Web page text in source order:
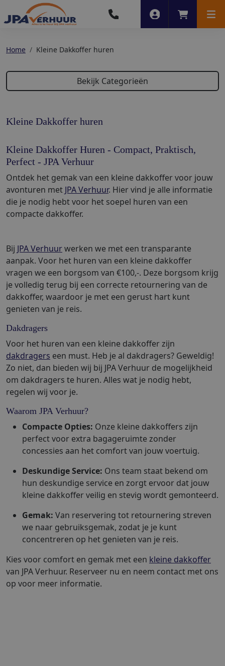
Account
Home Kleine Dakkoffer huren
Bekijk Categorieën
Kleine Dakkoffer huren
Kleine Dakkoffer Huren - Compact, Praktisch,
Perfect - JPA Verhuur
Ontdek het gemak van een kleine dakkoffer voor jouw
avonturen met JPA Verhuur. Hier vind je alle informatie
die je nodig hebt voor het soepel huren van een
compacte dakkoffer.
Bij JPA Verhuurwerken we met een transparante
aanpak. Voor het huren van een kleine dakkoffer
vragen we een borgsom van €100,-. Deze borgsom krijg
je volledig terug bij een correcte retournering van de
dakkoffer, waardoor je met een gerust hart kunt
genieten van je reis.
Dakdragers
Voor het huren van een kleine dakkoffer zijn
dakdragers een must. Heb je al dakdragers? Geweldig!
Zo niet, dan bieden wij bij JPA Verhuur de mogelijkheid
om dakdragers te huren. Alles wat je nodig hebt,
regelen wij voor je.
Waarom JPA Verhuur?
Compacte Opties: Onze kleine dakkoffers zijn
perfect voor extra bagageruimte zonder
concessies aan het comfort van jouw voertuig.
Deskundige Service: Ons team staat bekend om
hun deskundige service en zorgt ervoor dat jouw
kleine dakkoffer veilig en stevig wordt gemonteerd.
Gemak: Van reservering tot retournering streven
we naar gebruiksgemak, zodat je je kunt
concentreren op het genieten van je reis.
Kies voor comfort en gemak met een kleine dakkoffer
van JPA Verhuur. Reserveer nu en neem contact met ons
op voor meer informatie.